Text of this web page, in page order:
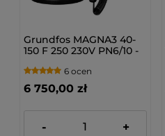
Grundfos MAGNA3 40-
150 F 250 230V PN6/10 -
979242716 ocen
6 750,00 zł
- +